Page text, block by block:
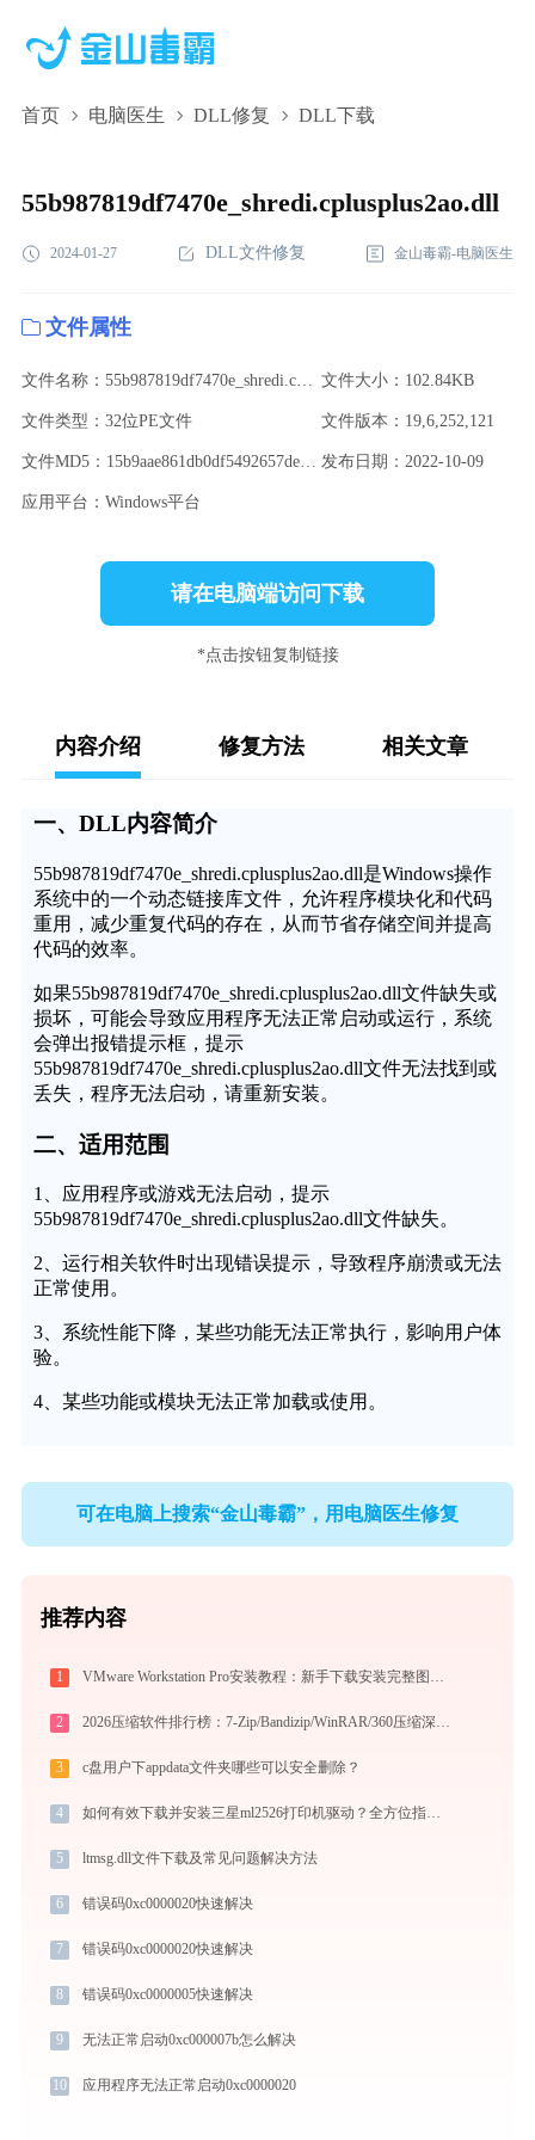
首页 电脑医生 DLL修复 DLL下载
55b987819df7470e_shredi.cplusplus2ao.dll
2024-01-27 DLL文件修复 金山毒霸-电脑医生
文件属性
文件名称：55b987819df7470e_shredi.cplusplus2ao.dll 文件大小：102.84KB
文件类型：32位PE文件 文件版本：19,6,252,121
文件MD5：15b9aae861db0df5492657de9e88ab7a 发布日期：2022-10-09
应用平台：Windows平台
请在电脑端访问下载
*点击按钮复制链接
内容介绍 修复方法 相关文章
一、DLL内容简介
55b987819df7470e_shredi.cplusplus2ao.dll是Windows操作
系统中的一个动态链接库文件，允许程序模块化和代码
重用，减少重复代码的存在，从而节省存储空间并提高
代码的效率。
如果55b987819df7470e_shredi.cplusplus2ao.dll文件缺失或
损坏，可能会导致应用程序无法正常启动或运行，系统
会弹出报错提示框，提示
55b987819df7470e_shredi.cplusplus2ao.dll文件无法找到或
丢失，程序无法启动，请重新安装。
二、适用范围
1、应用程序或游戏无法启动，提示
55b987819df7470e_shredi.cplusplus2ao.dll文件缺失。
2、运行相关软件时出现错误提示，导致程序崩溃或无法
正常使用。
3、系统性能下降，某些功能无法正常执行，影响用户体
验。
4、某些功能或模块无法正常加载或使用。
可在电脑上搜索“金山毒霸”，用电脑医生修复
推荐内容
1 VMware Workstation Pro安装教程：新手下载安装完整图文指引
2 2026压缩软件排行榜：7-Zip/Bandizip/WinRAR/360压缩深度对比
3 c盘用户下appdata文件夹哪些可以安全删除？
4 如何有效下载并安装三星ml2526打印机驱动？全方位指导手册
5 ltmsg.dll文件下载及常见问题解决方法
6 错误码0xc0000020快速解决
7 错误码0xc0000020快速解决
8 错误码0xc0000005快速解决
9 无法正常启动0xc000007b怎么解决
10 应用程序无法正常启动0xc0000020